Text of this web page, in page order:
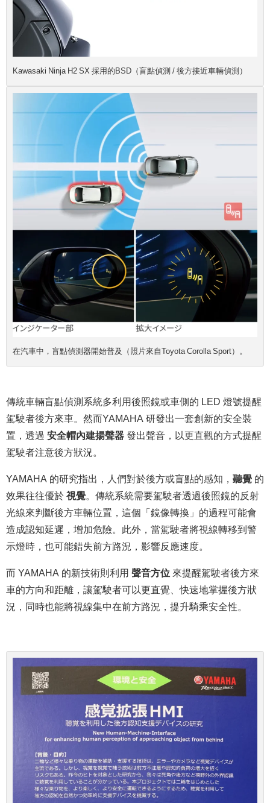
Kawasaki Ninja H2 SX 採用的BSD（盲點偵測 / 後方接近車輛偵測）
在汽車中，盲點偵測器開始普及（照片來自Toyota Corolla Sport）。
傳統車輛盲點偵測系統多利用後照鏡或車側的 LED 燈號提醒
駕駛者後方來車。然而YAMAHA 研發出一套創新的安全裝
置，透過 安全帽內建揚聲器 發出聲音，以更直觀的方式提醒
駕駛者注意後方狀況。
YAMAHA 的研究指出，人們對於後方或盲點的感知， 聽覺 的
效果往往優於 視覺。傳統系統需要駕駛者透過後照鏡的反射
光線來判斷後方車輛位置，這個「鏡像轉換」的過程可能會
造成認知延遲，增加危險。此外，當駕駛者將視線轉移到警
示燈時，也可能錯失前方路況，影響反應速度。
而 YAMAHA 的新技術則利用 聲音方位 來提醒駕駛者後方來
車的方向和距離，讓駕駛者可以更直覺、快速地掌握後方狀
況，同時也能將視線集中在前方路況，提升騎乘安全性。